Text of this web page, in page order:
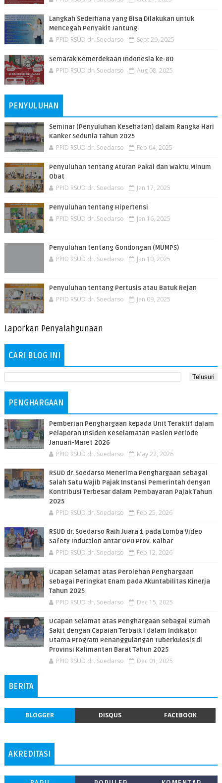
Langkah Sederhana yang Bisa Dilakukan untuk
Mencegah Penyakit Jantung
PPID RSUD dr. Soedarso Sept 29, 2025
Semarak Kemerdekaan Indonesia ke-80
PPID RSUD dr. Soedarso Aug 08, 2025
PENYULUHAN
Seminar (Penyuluhan Kesehatan) dalam Rangka Hari
Kanker Sedunia Tahun 2025
PPID RSUD dr. Soedarso Feb 04, 2025
Penyuluhan tentang Aturan Pakai dan Waktu Minum
Obat
PPID RSUD dr. Soedarso Jan 17, 2025
Penyuluhan tentang Hipertensi
PPID RSUD dr. Soedarso Jan 16, 2025
Penyuluhan tentang Gondongan (MUMPS)
PPID RSUD dr. Soedarso Jan 10, 2025
Penyuluhan tentang Pertusis atau Batuk Rejan
PPID RSUD dr. Soedarso Jan 09, 2025
Laporkan Penyalahgunaan
CARI BLOG INI
PENGHARGAAN
Pemberian Penghargaan kepada Unit Teraktif dalam
Pelaporan Insiden Keselamatan Pasien Periode
Januari-Maret 2026
PPID RSUD dr. Soedarso May 22, 2026
RSUD dr. Soedarso Menerima Penghargaan sebagai
Salah Satu Wajib Pajak Instansi Pemerintah dengan
Kontribusi Terbesar dalam Pembayaran Pajak Tahun
2025
PPID RSUD dr. Soedarso Feb 25, 2026
RSUD dr. Soedarso Raih Juara 1 pada Lomba Video
Safety Induction antar OPD Prov. Kalbar
PPID RSUD dr. Soedarso Feb 12, 2026
Ucapan Selamat atas Perolehan Penghargaan
sebagai Peringkat Enam pada Akuntabilitas Kinerja
Tahun 2025
PPID RSUD dr. Soedarso Dec 15, 2025
Ucapan Selamat atas Penghargaan sebagai Rumah
Sakit dengan Capaian Terbaik I dalam Indikator
Utama Program Penanggulangan Tuberkulosis di
Provinsi Kalimantan Barat Tahun 2025
PPID RSUD dr. Soedarso Dec 01, 2025
BERITA
BLOGGER DISQUS FACEBOOK
AKREDITASI